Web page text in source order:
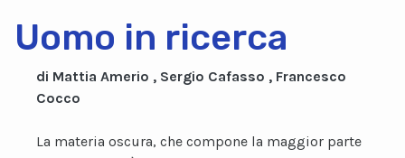
Uomo in ricerca
di Mattia Amerio , Sergio Cafasso , Francesco
Cocco
La materia oscura, che compone la maggior parte